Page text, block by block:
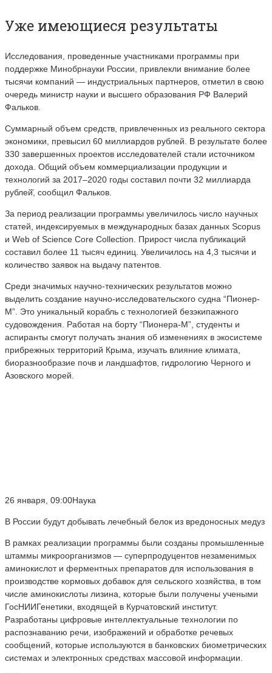
Уже имеющиеся результаты
Исследования, проведенные участниками программы при
поддержке Минобрнауки России, привлекли внимание более
тысячи компаний — индустриальных партнеров, отметил в свою
очередь министр науки и высшего образования РФ Валерий
Фальков.
Суммарный объем средств, привлеченных из реального сектора
экономики, превысил 60 миллиардов рублей. В результате более
330 завершенных проектов исследователей стали источником
дохода. Общий объем коммерциализации продукции и
технологий за 2017–2020 годы составил почти 32 миллиарда
рублей̆, сообщил Фальков.
За период реализации программы увеличилось число научных
статей, индексируемых в международных базах данных Scopus
и Web of Science Core Collection. Прирост числа публикаций
составил более 11 тысяч единиц. Увеличилось на 4,3 тысячи и
количество заявок на выдачу патентов.
Среди значимых научно-технических результатов можно
выделить создание научно-исследовательского судна “Пионер-
М”. Это уникальный корабль с технологией безэкипажного
судовождения. Работая на борту “Пионера-М”, студенты и
аспиранты смогут получать знания об изменениях в экосистеме
прибрежных территорий Крыма, изучать влияние климата,
биоразнообразие почв и ландшафтов, гидрологию Черного и
Азовского морей.
26 января, 09:00Наука
В России будут добывать лечебный белок из вредоносных медуз
В рамках реализации программы были созданы промышленные
штаммы микроорганизмов — суперпродуцентов незаменимых
аминокислот и ферментных препаратов для использования в
производстве кормовых добавок для сельского хозяйства, в том
числе аминокислоты лизина, которые были получены учеными
ГосНИИГенетики, входящей в Курчатовский институт.
Разработаны цифровые интеллектуальные технологии по
распознаванию речи, изображений и обработке речевых
сообщений, которые используются в банковских биометрических
системах и электронных средствах массовой информации.